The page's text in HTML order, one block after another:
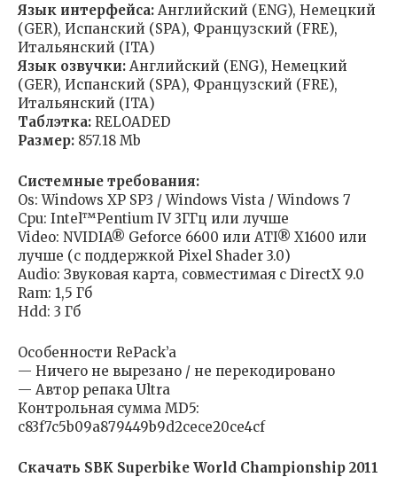
Язык интерфейса: Английский (ENG), Немецкий
(GER), Испанский (SPA), Французский (FRE),
Итальянский (ITA)
Язык озвучки: Английский (ENG), Немецкий
(GER), Испанский (SPA), Французский (FRE),
Итальянский (ITA)
Таблэтка: RELOADED
Размер: 857.18 Mb
Системные требования:
Os: Windows XP SP3 / Windows Vista / Windows 7
Cpu: Intel™Pentium IV 3ГГц или лучше
Video: NVIDIA® Geforce 6600 или ATI® X1600 или
лучше (с поддержкой Pixel Shader 3.0)
Audio: Звуковая карта, совместимая с DirectX 9.0
Ram: 1,5 Гб
Hdd: 3 Гб
Особенности RePack’a
— Ничего не вырезано / не перекодировано
— Автор репака Ultra
Контрольная сумма MD5:
c83f7c5b09a879449b9d2cece20ce4cf
Скачать SBK Superbike World Championship 2011